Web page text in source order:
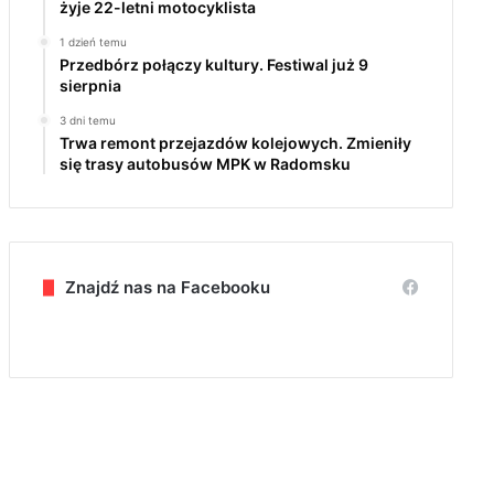
żyje 22-letni motocyklista
1 dzień temu
Przedbórz połączy kultury. Festiwal już 9
sierpnia
3 dni temu
Trwa remont przejazdów kolejowych. Zmieniły
się trasy autobusów MPK w Radomsku
Znajdź nas na Facebooku